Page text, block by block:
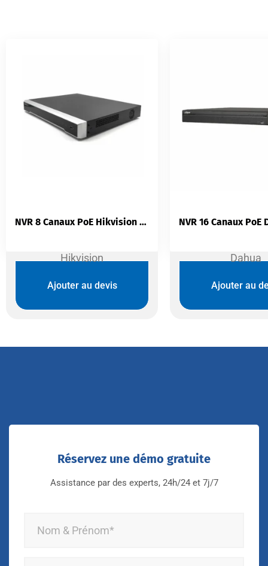
Hikvision
NVR 8 Canaux PoE Hikvision DS-7608NI-K2/8P | 8MP 4K | H.265+ | 2 Baies SATA | HDMI 4K
Ajouter au devis
Dahua
Ajouter au
Réservez une démo gratuite
Assistance par des experts, 24h/24 et 7j/7